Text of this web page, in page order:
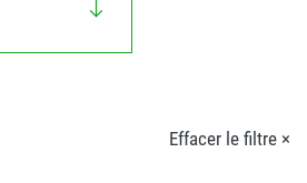
Effacer le filtre ×